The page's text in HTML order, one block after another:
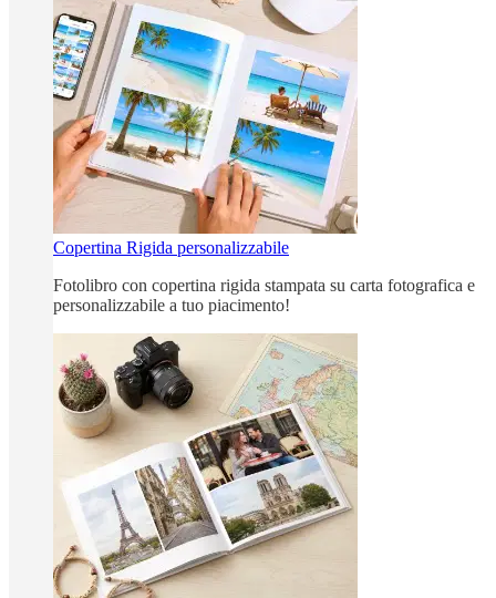
Copertina Rigida personalizzabile
Fotolibro con copertina rigida stampata su carta fotografica e
personalizzabile a tuo piacimento!